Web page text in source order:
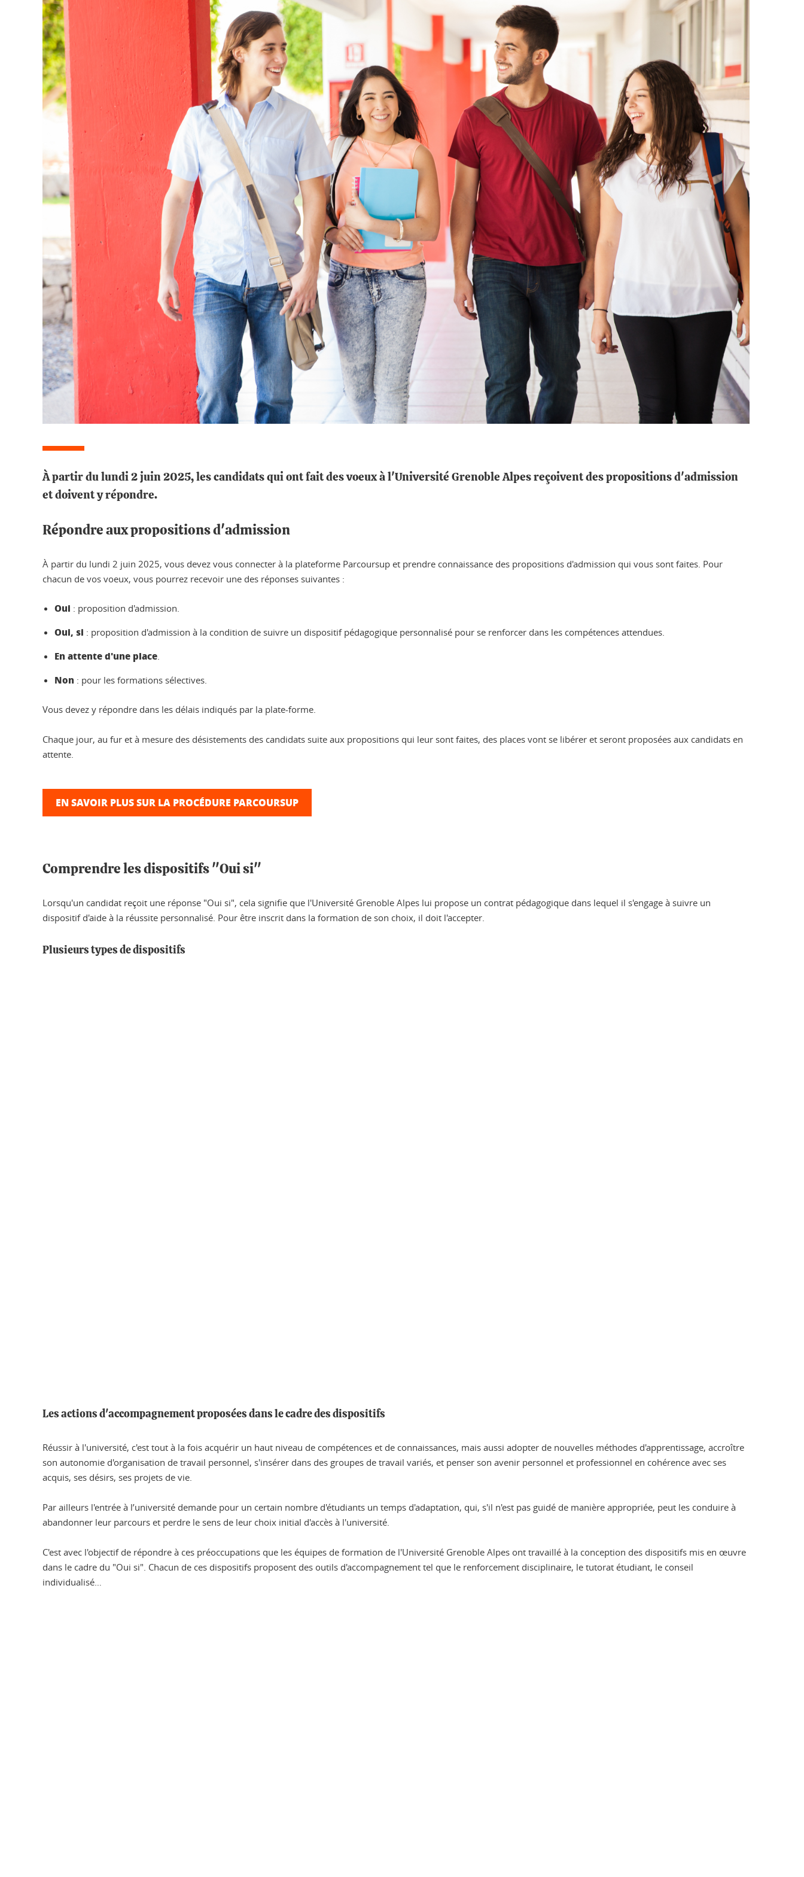
À partir du lundi 2 juin 2025, les candidats qui ont fait des voeux à l'Université Grenoble Alpes reçoivent des propositions d'admission
et doivent y répondre.
Répondre aux propositions d'admission
À partir du lundi 2 juin 2025, vous devez vous connecter à la plateforme Parcoursup et prendre connaissance des propositions d'admission qui vous sont faites. Pour
chacun de vos voeux, vous pourrez recevoir une des réponses suivantes :
Oui : proposition d'admission.
Oui, si : proposition d'admission à la condition de suivre un dispositif pédagogique personnalisé pour se renforcer dans les compétences attendues.
En attente d'une place
Non : pour les formations sélectives.
Vous devez y répondre dans les délais indiqués par la plate-forme.
Chaque jour, au fur et à mesure des désistements des candidats suite aux propositions qui leur sont faites, des places vont se libérer et seront proposées aux candidats en
attente.
EN SAVOIR PLUS SUR LA PROCÉDURE PARCOURSUP
Comprendre les dispositifs "Oui si"
Lorsqu'un candidat reçoit une réponse "Oui si", cela signifie que l'Université Grenoble Alpes lui propose un contrat pédagogique dans lequel il s'engage à suivre un
dispositif d'aide à la réussite personnalisé. Pour être inscrit dans la formation de son choix, il doit l'accepter.
Plusieurs types de dispositifs
Les actions d'accompagnement proposées dans le cadre des dispositifs
Réussir à l'université, c'est tout à la fois acquérir un haut niveau de compétences et de connaissances, mais aussi adopter de nouvelles méthodes d'apprentissage, accroître
son autonomie d'organisation de travail personnel, s'insérer dans des groupes de travail variés, et penser son avenir personnel et professionnel en cohérence avec ses
acquis, ses désirs, ses projets de vie.
Par ailleurs l'entrée à l’université demande pour un certain nombre d'étudiants un temps d'adaptation, qui, s'il n'est pas guidé de manière appropriée, peut les conduire à
abandonner leur parcours et perdre le sens de leur choix initial d'accès à l'université.
C'est avec l'objectif de répondre à ces préoccupations que les équipes de formation de l'Université Grenoble Alpes ont travaillé à la conception des dispositifs mis en œuvre
dans le cadre du "Oui si". Chacun de ces dispositifs proposent des outils d'accompagnement tel que le renforcement disciplinaire, le tutorat étudiant, le conseil
individualisé…